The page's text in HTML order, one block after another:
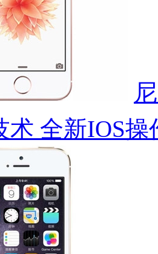
术 全新IOS操